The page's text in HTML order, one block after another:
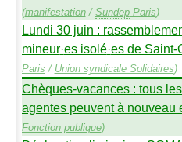
(manifestation/ SundepParis)
Lundi 30 juin :
mineur·es isolé·es de Saint-
Paris / Union syndicale Solidaires)
Chèques-vacances : tous
agentes peuvent à nouveau
Fonction publique)